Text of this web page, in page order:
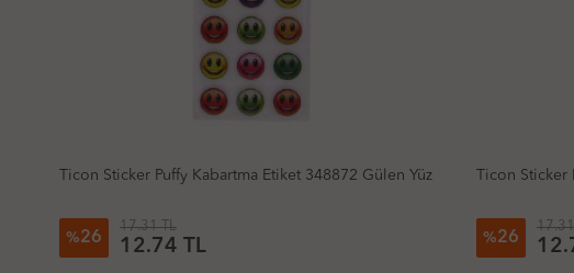
348872 Gülen Yüz Ticon Sticker Puffy Kabartma Etiket 348870 Gülen Yüz
%